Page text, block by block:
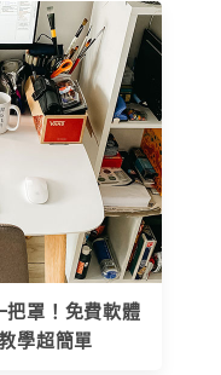
把罩！免費軟體
學超簡單